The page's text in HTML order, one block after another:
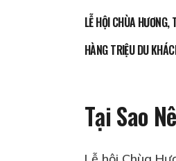
LỄ HỘI CHÙA
HÀNG TRIỆU DU
Tại Sao